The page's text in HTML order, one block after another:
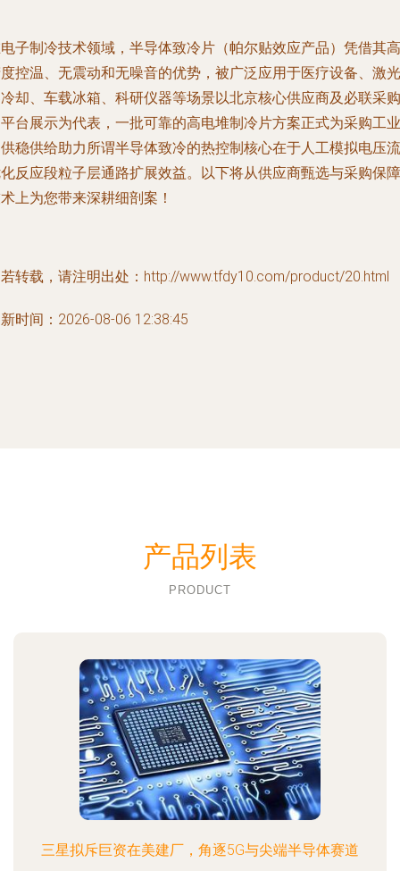
子制冷技术领域，半导体致冷片（帕尔贴效应产品）凭借其高
控温、无震动和无噪音的优势，被广泛应用于医疗设备、激光
却、车载冰箱、科研仪器等场景以北京核心供应商及必联采购
台展示为代表，一批可靠的高电堆制冷片方案正式为采购工业
稳供给助力所谓半导体致冷的热控制核心在于人工模拟电压流
反应段粒子层通路扩展效益。以下将从供应商甄选与采购保障
上为您带来深耕细剖案！
转载，请注明出处：http://www.tfdy10.com/product/20.html
时间：2026-08-06 12:38:45
产品列表
PRODUCT
三星拟斥巨资在美建厂，角逐5G与尖端半导体赛道